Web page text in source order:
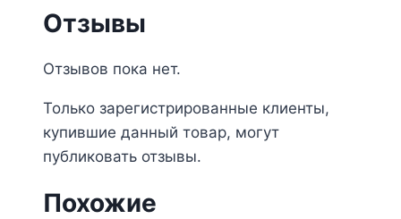
Отзывы
Отзывов пока нет.
Только зарегистрированные клиенты,
купившие данный товар, могут
публиковать отзывы.
Похожие